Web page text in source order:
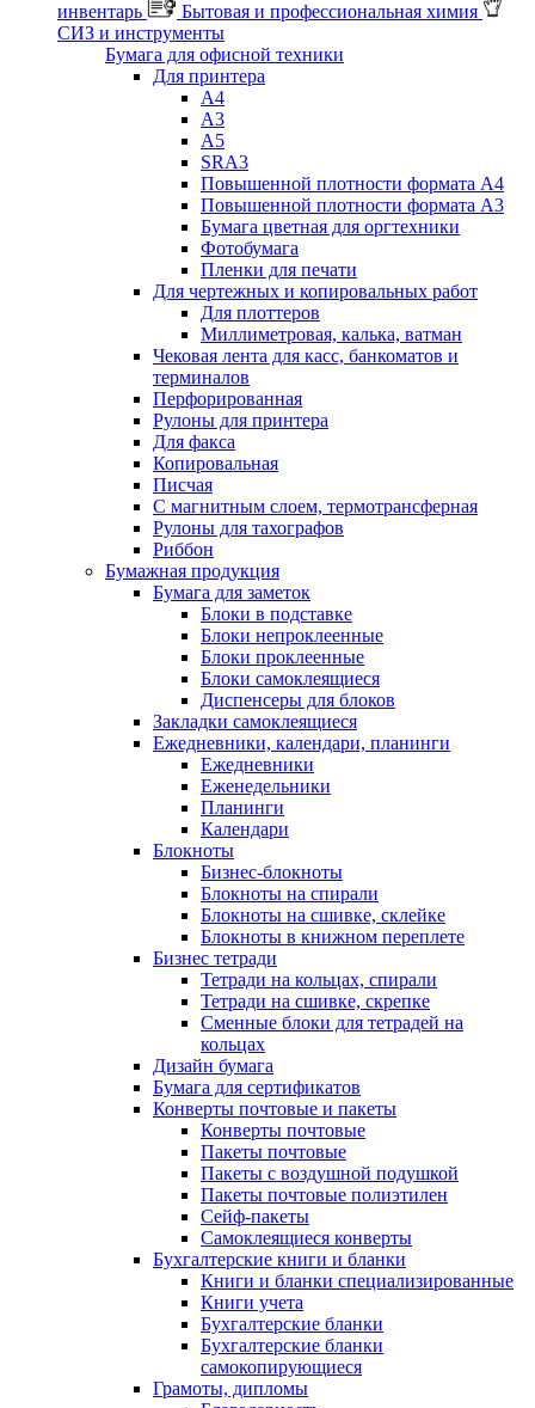
инвентарь
Бытовая и профессиональная химия
СИЗ и инструменты
Бумага для офисной техники
Для принтера
А4
А3
А5
SRA3
Повышенной плотности формата А4
Повышенной плотности формата А3
Бумага цветная для оргтехники
Фотобумага
Пленки для печати
Для чертежных и копировальных работ
Для плоттеров
Миллиметровая, калька, ватман
Чековая лента для касс, банкоматов и
терминалов
Перфорированная
Рулоны для принтера
Для факса
Копировальная
Писчая
С магнитным слоем, термотрансферная
Рулоны для тахографов
Риббон
Бумажная продукция
Бумага для заметок
Блоки в подставке
Блоки непроклеенные
Блоки проклеенные
Блоки самоклеящиеся
Диспенсеры для блоков
Закладки самоклеящиеся
Ежедневники, календари, планинги
Ежедневники
Еженедельники
Планинги
Календари
Блокноты
Бизнес-блокноты
Блокноты на спирали
Блокноты на сшивке, склейке
Блокноты в книжном переплете
Бизнес тетради
Тетради на кольцах, спирали
Тетради на сшивке, скрепке
Сменные блоки для тетрадей на
кольцах
Дизайн бумага
Бумага для сертификатов
Конверты почтовые и пакеты
Конверты почтовые
Пакеты почтовые
Пакеты с воздушной подушкой
Пакеты почтовые полиэтилен
Сейф-пакеты
Самоклеящиеся конверты
Бухгалтерские книги и бланки
Книги и бланки специализированные
Книги учета
Бухгалтерские бланки
Бухгалтерские бланки
самокопирующиеся
Грамоты, дипломы